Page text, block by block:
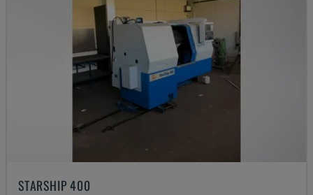
STARSHIP 400